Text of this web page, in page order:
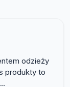
odzieży
produkty to